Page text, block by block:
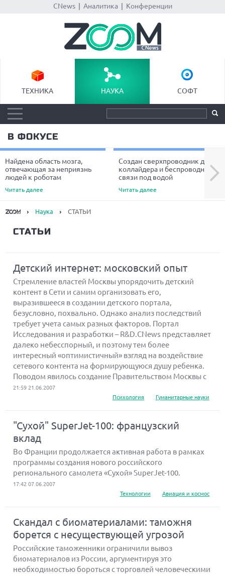
CNews| Аналитика| Конференции
ТЕХНИКА НАУКА СОФТ
В ФОКУСЕ
Найдена область мозга,
отвечающая за неприязнь
людей к роботам
Читать далее
Создан сверхпроводник для
коллайдера и беспроводной
связи под водой
Читать далее
Next
Наука СТАТЬИ
СТАТЬИ
Детский интернет: московский опыт
Стремление властей Москвы упорядочить детский
контент в Сети и самим организовать его,
выразившееся в создании детского портала,
безусловно, похвально. Однако анализ последствий
требует учета самых разных факторов. Портал
Исследования и разработки – R&D.CNews представляет
далеко небесспорный, и поэтому тем более
интересный «оптимистичный» взгляд на воздействие
сетевого контента на формирующуюся душу ребенка.
Поводом явилось создание Правительством Москвы с
21:59 21.06.2007
Психология
Гуманитарные науки
"Сухой" SuperJet-100: французский
вклад
Во Франции продолжается активная работа в рамках
программы создания нового российского
регионального самолета «Сухой» SuperJet-100.
17:42 07.06.2007
Технологии
Авиация и космос
Скандал с биоматериалами: таможня
борется с несуществующей угрозой
Российские таможенники ограничили вывоз
биоматериалов из России, аргументируя это
необходимостью бороться с торговлей человеческими